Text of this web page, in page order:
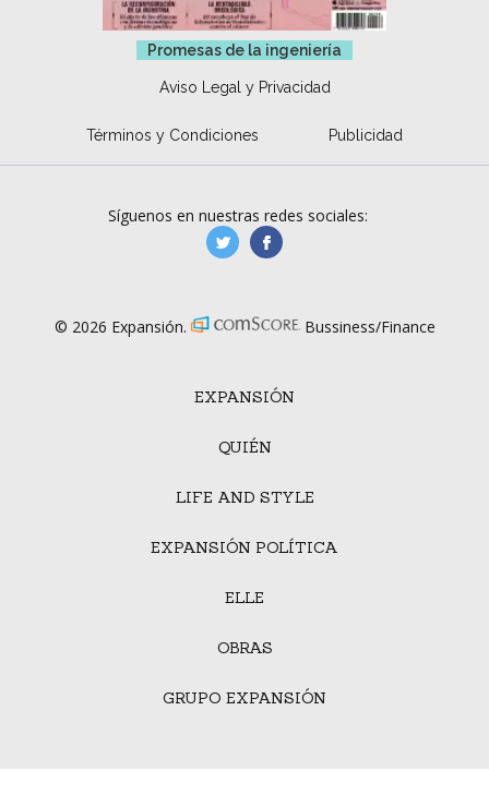
Promesas de la ingeniería
Aviso Legal y Privacidad
Términos y Condiciones Publicidad
EXPANSIÓN
QUIÉN
LIFE AND STYLE
EXPANSIÓN POLÍTICA
ELLE
OBRAS
GRUPO EXPANSIÓN
Síguenos en nuestras redes sociales:
manufacturaGE
© 2026 Expansión. Bussiness/Finance